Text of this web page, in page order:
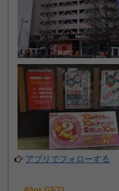
アプリでフォローする